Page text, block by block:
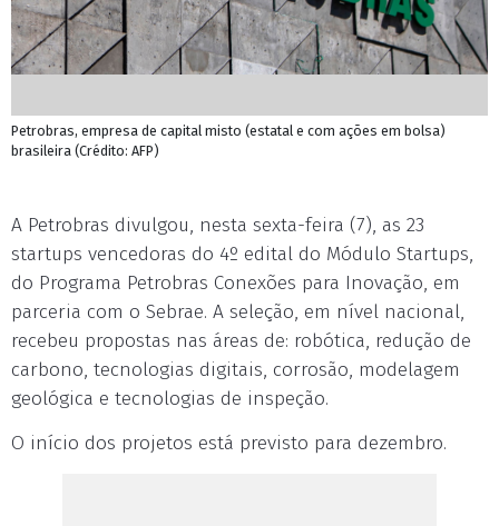
Petrobras, empresa de capital misto (estatal e com ações em bolsa)
brasileira (Crédito: AFP)
A Petrobras divulgou, nesta sexta-feira (7), as 23
startups vencedoras do 4º edital do Módulo Startups,
do Programa Petrobras Conexões para Inovação, em
parceria com o Sebrae. A seleção, em nível nacional,
recebeu propostas nas áreas de: robótica, redução de
carbono, tecnologias digitais, corrosão, modelagem
geológica e tecnologias de inspeção.
O início dos projetos está previsto para dezembro.